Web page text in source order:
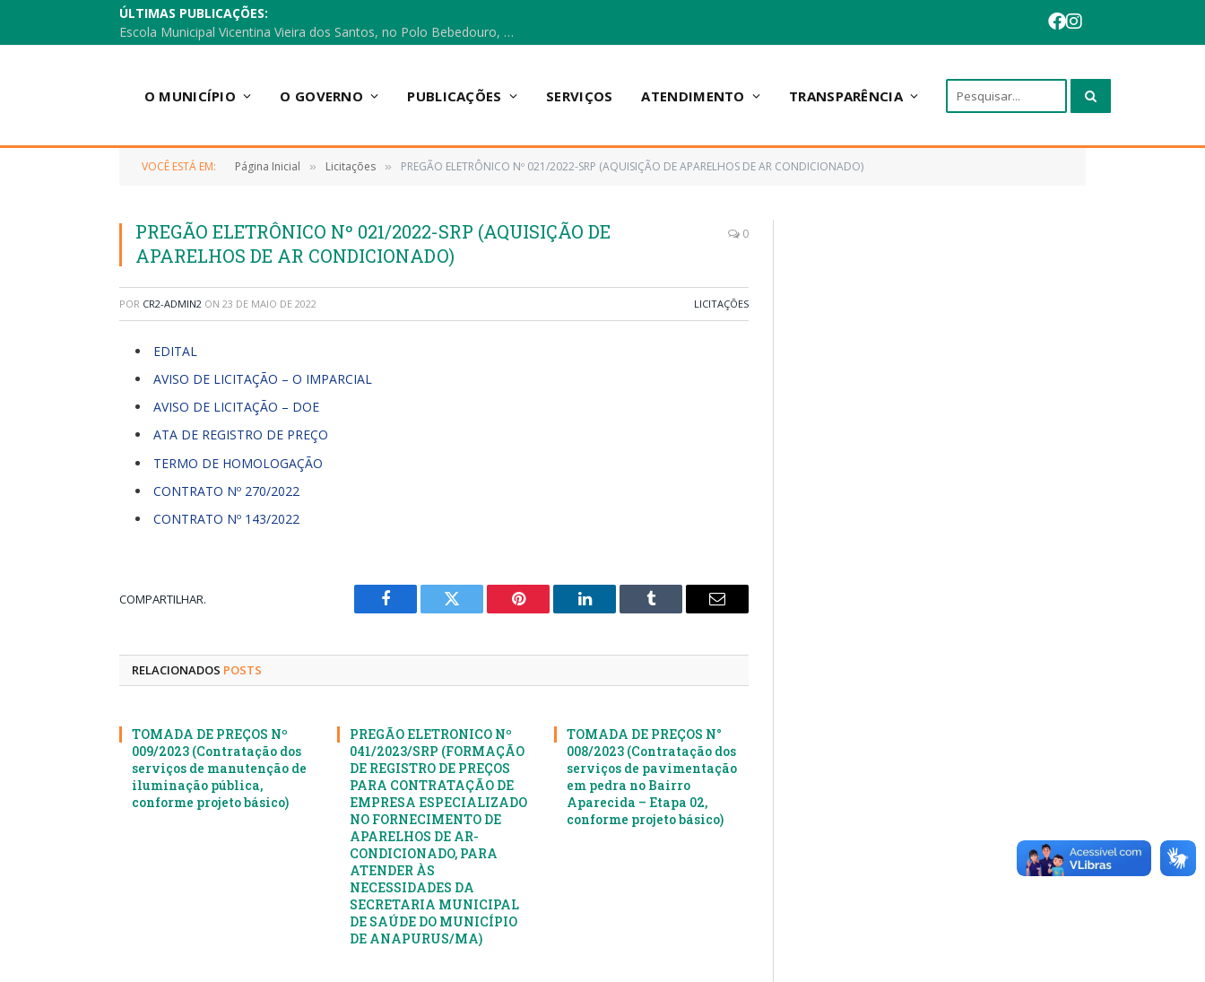
ÚLTIMAS PUBLICAÇÕES:
Escola Municipal Vicentina Vieira dos Santos, no Polo Bebedouro, recebeu materiais para a implantação do Cantinho da Leitura e da Sala Multidisciplinar.
O MUNICÍPIO O GOVERNO PUBLICAÇÕES SERVIÇOS ATENDIMENTO TRANSPARÊNCIA
VOCÊ ESTÁ EM: Página Inicial » Licitações » PREGÃO ELETRÔNICO Nº 021/2022-SRP (AQUISIÇÃO DE APARELHOS DE AR CONDICIONADO)
PREGÃO ELETRÔNICO Nº 021/2022-SRP (AQUISIÇÃO DE
APARELHOS DE AR CONDICIONADO)
0
POR CR2-ADMIN2 ON 23 DE MAIO DE 2022 LICITAÇÕES
EDITAL
AVISO DE LICITAÇÃO – O IMPARCIAL
AVISO DE LICITAÇÃO – DOE
ATA DE REGISTRO DE PREÇO
TERMO DE HOMOLOGAÇÃO
CONTRATO Nº 270/2022
CONTRATO Nº 143/2022
COMPARTILHAR.
Facebook Twitter Pinterest LinkedIn Tumblr
E-
RELACIONADOS POSTS
TOMADA DE PREÇOS Nº
009/2023 (Contratação dos
serviços de manutenção de
iluminação pública,
conforme projeto básico)
PREGÃO ELETRONICO Nº
041/2023/SRP (FORMAÇÃO
DE REGISTRO DE PREÇOS
PARA CONTRATAÇÃO DE
EMPRESA ESPECIALIZADO
NO FORNECIMENTO DE
APARELHOS DE AR-
CONDICIONADO, PARA
ATENDER ÀS
NECESSIDADES DA
SECRETARIA MUNICIPAL
DE SAÚDE DO MUNICÍPIO
DE ANAPURUS/MA)
TOMADA DE PREÇOS N°
008/2023 (Contratação dos
serviços de pavimentação
em pedra no Bairro
Aparecida – Etapa 02,
conforme projeto básico)